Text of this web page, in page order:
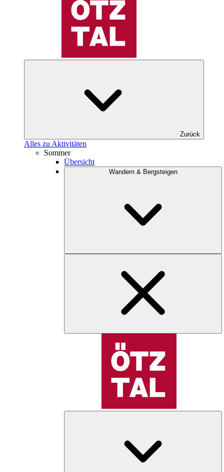
Zurück
Alles zu Aktivitäten
Sommer
Übersicht
Wandern & Bergsteigen